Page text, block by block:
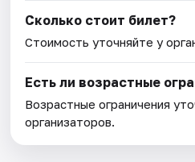
Сколько стоит билет?
Стоимость уточняйте у
Есть ли возрастные
Возрастные ограничения
организаторов.